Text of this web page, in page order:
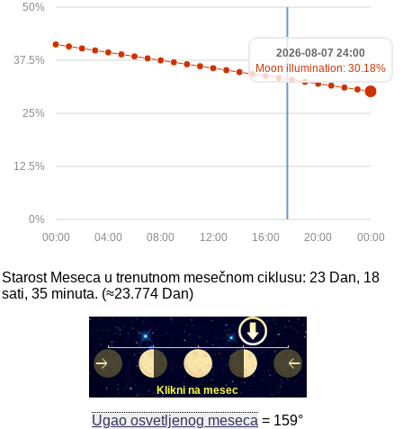
0%
12.5%
25%
37.5%
50%
00:00
20:00
16:00
12:00
08:00
04:00
00:00
2026-08-07 24:00
Moon illumination: 30.18%
Starost Meseca u trenutnom mesečnom ciklusu: 23 Dan, 18
sati, 35 minuta. (≈23.774 Dan)
Klikni na mesec
Ugao osvetljenog meseca = 159°